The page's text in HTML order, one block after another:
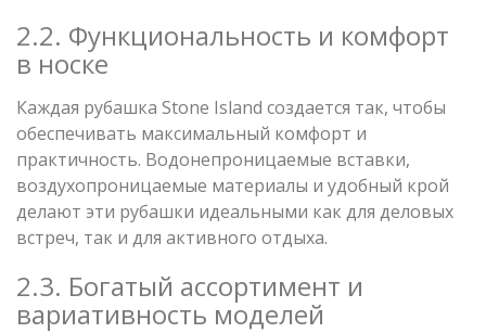
2.2. Функциональность и комфорт
в носке
Каждая рубашка Stone Island создается так, чтобы
обеспечивать максимальный комфорт и
практичность. Водонепроницаемые вставки,
воздухопроницаемые материалы и удобный крой
делают эти рубашки идеальными как для деловых
встреч, так и для активного отдыха.
2.3. Богатый ассортимент и
вариативность моделей